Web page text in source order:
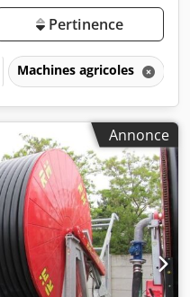
Pertinence
Machines agricoles
Annonce